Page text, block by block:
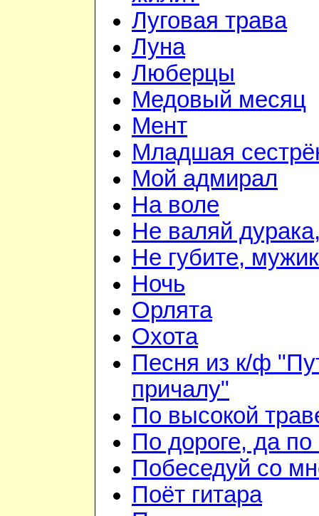
Луговая трава
Луна
Люберцы
Медовый месяц
Мент
Младшая
Мой адмирал
На воле
Не валяй
Не губите,
Ночь
Орлята
Охота
Песня из к/ф
причалу"
По высокой
По дороге, да по
Побеседуй со
Поёт гитара